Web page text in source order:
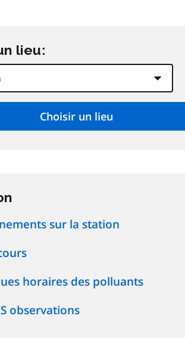
lieu:
sur la station
horaires des polluants
observations